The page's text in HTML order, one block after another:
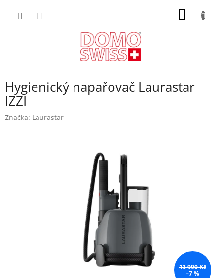
Hygienický napařovač Laurastar
IZZI
Značka: Laurastar
13 990 Kč
–7 %